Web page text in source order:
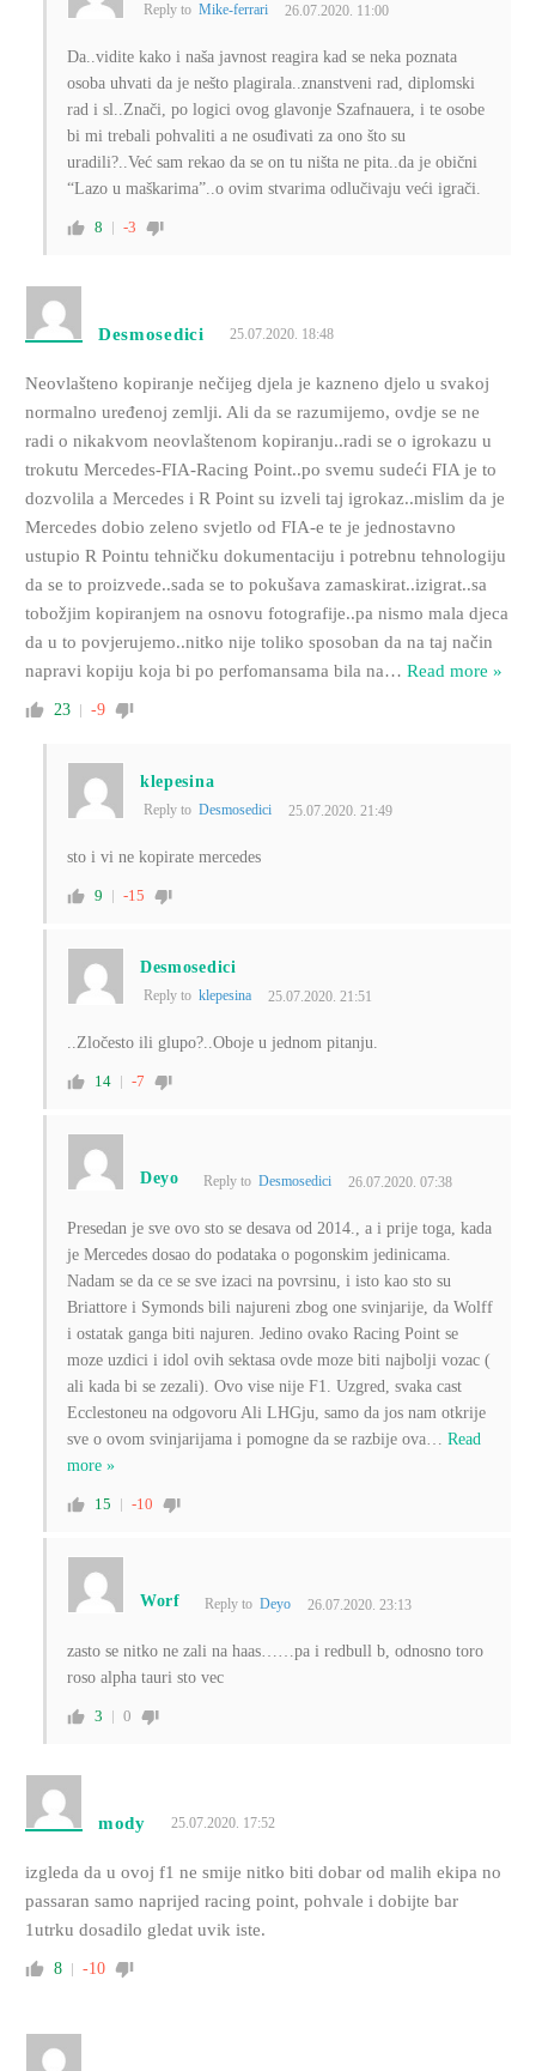
Reply to Mike-ferrari 26.07.2020. 11:00
Da..vidite kako i naša javnost reagira kad se neka poznata
osoba uhvati da je nešto plagirala..znanstveni rad, diplomski
rad i sl..Znači, po logici ovog glavonje Szafnauera, i te osobe
bi mi trebali pohvaliti a ne osuđivati za ono što su
uradili?..Već sam rekao da se on tu ništa ne pita..da je obični
“Lazo u maškarima”..o ovim stvarima odlučivaju veći igrači.
8 -3
Desmosedici 25.07.2020. 18:48
Neovlašteno kopiranje nečijeg djela je kazneno djelo u svakoj
normalno uređenoj zemlji. Ali da se razumijemo, ovdje se ne
radi o nikakvom neovlaštenom kopiranju..radi se o igrokazu u
trokutu Mercedes-FIA-Racing Point..po svemu sudeći FIA je to
dozvolila a Mercedes i R Point su izveli taj igrokaz..mislim da je
Mercedes dobio zeleno svjetlo od FIA-e te je jednostavno
ustupio R Pointu tehničku dokumentaciju i potrebnu tehnologiju
da se to proizvede..sada se to pokušava zamaskirat..izigrat..sa
tobožjim kopiranjem na osnovu fotografije..pa nismo mala djeca
da u to povjerujemo..nitko nije toliko sposoban da na taj način
napravi kopiju koja bi po perfomansama bila na… Read more »
23 -9
klepesina
Reply to Desmosedici 25.07.2020. 21:49
sto i vi ne kopirate mercedes
9 -15
Desmosedici
Reply to klepesina 25.07.2020. 21:51
..Zločesto ili glupo?..Oboje u jednom pitanju.
14 -7
Deyo Reply to Desmosedici 26.07.2020. 07:38
Presedan je sve ovo sto se desava od 2014., a i prije toga, kada
je Mercedes dosao do podataka o pogonskim jedinicama.
Nadam se da ce se sve izaci na povrsinu, i isto kao sto su
Briattore i Symonds bili najureni zbog one svinjarije, da Wolff
i ostatak ganga biti najuren. Jedino ovako Racing Point se
moze uzdici i idol ovih sektasa ovde moze biti najbolji vozac (
ali kada bi se zezali). Ovo vise nije F1. Uzgred, svaka cast
Ecclestoneu na odgovoru Ali LHGju, samo da jos nam otkrije
sve o ovom svinjarijama i pomogne da se razbije ova… Read
more »
15 -10
Worf Reply to Deyo 26.07.2020. 23:13
zasto se nitko ne zali na haas……pa i redbull b, odnosno toro
roso alpha tauri sto vec
3 0
mody 25.07.2020. 17:52
izgleda da u ovoj f1 ne smije nitko biti dobar od malih ekipa no
passaran samo naprijed racing point, pohvale i dobijte bar
1utrku dosadilo gledat uvik iste.
8 -10